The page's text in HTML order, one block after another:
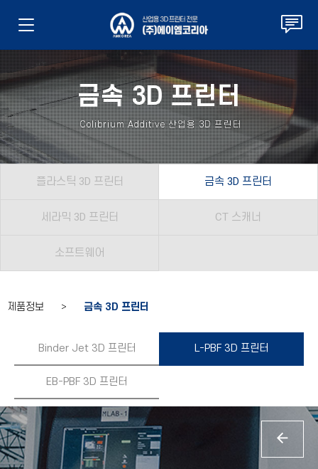
금속 3D 프린터
Colibrium Additive 산업용 3D 프린터
플라스틱 3D 프린터 금속 3D 프린터
세라믹 3D 프린터 CT 스캐너
소프트웨어
제품정보 > 금속 3D 프린터
Binder Jet 3D 프린터 L-PBF 3D 프린터
EB-PBF 3D 프린터